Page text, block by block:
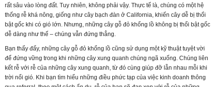
rất sâu vào lòng đất. Tuy nhiên, không phải vậy. Thực tế là, chúng có một hệ
thống rễ khá nông, giống như cây bạch đàn ở California, khiến cây dễ bị thổi
bật gốc khi có gió lớn. Nhưng, những cây gỗ đỏ khổng lồ không bị thổi bật gốc
dễ dàng như thế – chúng vẫn đứng thẳng.
Bạn thấy đấy, những cây gỗ đỏ khổng lồ cũng sử dụng một kỹ thuật tuyệt vời
để đứng vững trong khi những cây xung quanh chúng ngã xuống. Chúng liên
kết rễ với rễ của những cây xung quanh, từ đó cùng giúp đỡ lẫn nhau mỗi khi
trời nổi gió. Khi bạn tìm hiểu những điều phức tạp của việc kinh doanh thông